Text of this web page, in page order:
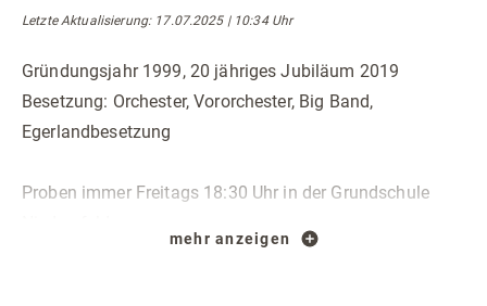
Letzte Aktualisierung: 17.07.2025 | 10:34 Uhr
Gründungsjahr 1999, 20 jähriges Jubiläum 2019
Besetzung: Orchester, Vororchester, Big Band,
Egerlandbesetzung
Proben immer Freitags 18:30 Uhr in der Grundschule
mehr anzeigen